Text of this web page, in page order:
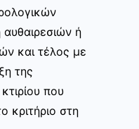
ή
και τέλος με
της
που
κριτήριο στη